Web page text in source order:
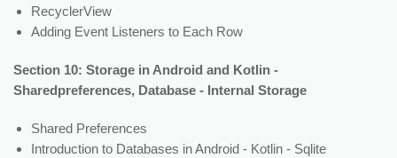
RecyclerView
Adding Event Listeners to Each Row
Section 10: Storage in Android and Kotlin -
Sharedpreferences, Database - Internal Storage
Shared Preferences
Introduction to Databases in Android - Kotlin - Sqlite